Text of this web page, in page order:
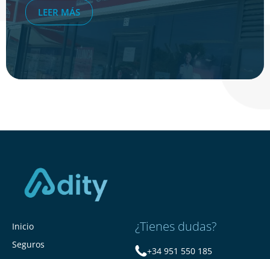
LEER MÁS
Inicio
Seguros
¿Tienes dudas?
+34 951 550 185